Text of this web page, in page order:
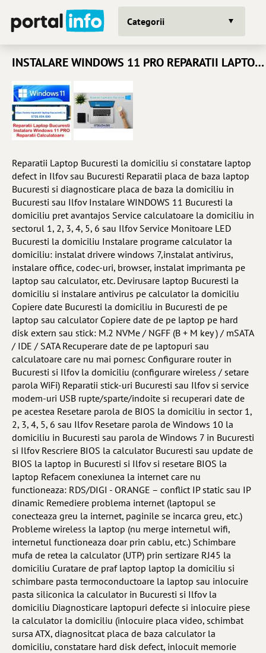
Categorii
INSTALARE WINDOWS 11 PRO REPARATII LAPTOP LA DOMICILIU SERVICE PC
Reparatii Laptop Bucuresti la domiciliu si constatare laptop
defect in Ilfov sau Bucuresti Reparatii placa de baza laptop
Bucuresti si diagnosticare placa de baza la domiciliu in
Bucuresti sau Ilfov Instalare WINDOWS 11 Bucuresti la
domiciliu pret avantajos Service calculatoare la domiciliu in
sectorul 1, 2, 3, 4, 5, 6 sau Ilfov Service Monitoare LED
Bucuresti la domiciliu Instalare programe calculator la
domiciliu: instalat drivere windows 7,instalat antivirus,
instalare office, codec-uri, browser, instalat imprimanta pe
laptop sau calculator, etc. Devirusare laptop Bucuresti la
domiciliu si instalare antivirus pe calculator la domiciliu
Copiere date Bucuresti la domiciliu in Bucuresti de pe
laptop sau calculator Copiere date de pe laptop pe hard
disk extern sau stick: M.2 NVMe / NGFF (B + M key ) / mSATA
/ IDE / SATA Recuperare date de pe laptopuri sau
calculatoare care nu mai pornesc Configurare router in
Bucuresti si Ilfov la domiciliu (configurare wireless / setare
parola WiFi) Reparatii stick-uri Bucuresti sau Ilfov si service
modem-uri USB rupte/sparte/indoite si recuperari date de
pe acestea Resetare parola de BIOS la domiciliu in sector 1,
2, 3, 4, 5, 6 sau Ilfov Resetare parola de Windows 10 la
domiciliu in Bucuresti sau parola de Windows 7 in Bucuresti
si Ilfov Rescriere BIOS la calculator Bucuresti sau update de
BIOS la laptop in Bucuresti si Ilfov si resetare BIOS la
laptop Refacem conexiunea la internet care nu
functioneaza: RDS/DIGI - ORANGE – conflict IP static sau IP
dinamic Remediere problema internet (laptopul se
conecteaza greu la internet, paginile se incarca greu, etc.)
Probleme wireless la laptop (nu merge internetul wifi,
internetul functioneaza doar prin cablu, etc.) Schimbare
mufa de retea la calculator (UTP) prin sertizare RJ45 la
domiciliu Curatare de praf laptop laptop la domiciliu si
schimbare pasta termoconductoare la laptop sau inlocuire
pasta siliconica la calculator in Bucuresti si Ilfov la
domiciliu Diagnosticare laptopuri defecte si inlocuire piese
la calculator la domiciliu (inlocuire placa video, schimbat
sursa ATX, diagnositcat placa de baza calculator la
domiciliu, constatare hard disk defect, inlocuit memorie